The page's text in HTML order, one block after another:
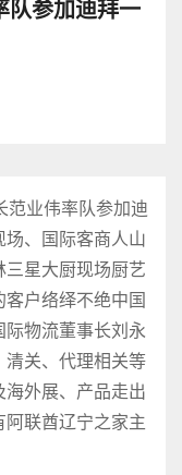
队参加迪拜一
业伟率队参加迪
、国际客商人山
星大厨现场厨艺
户络绎不绝中国
物流董事长刘永
关、代理相关等
外展、产品走出
联酋辽宁之家主